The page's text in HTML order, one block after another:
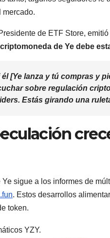
mercado.
de ETF Store,
de Ye debe
él [Ye lanza y tú compras y
sobre regulación
Estás girando una
Ye sigue a los informes de
. Estos desarrollos
token.